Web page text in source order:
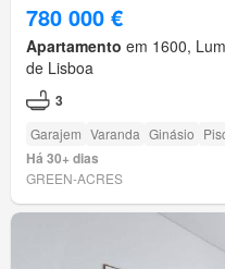
780 000 €
Apartamento em 1600,
de Lisboa
3
Garajem Varanda Ginásio
Há 30+ dias
GREEN-ACRES